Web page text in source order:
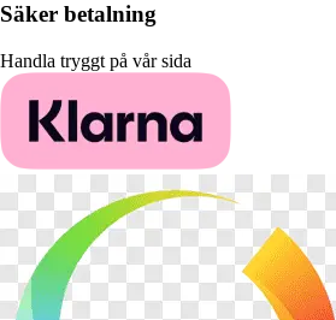
Säker betalning
Handla tryggt på vår sida